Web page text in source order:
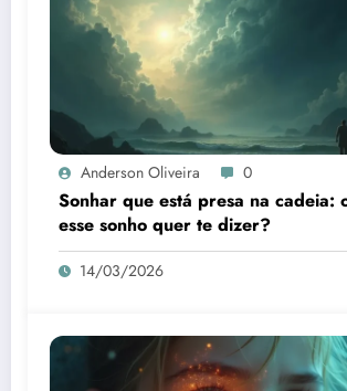
Anderson Oliveira 0
Sonhar que está presa na cadeia:
esse sonho quer te dizer?
14/03/2026